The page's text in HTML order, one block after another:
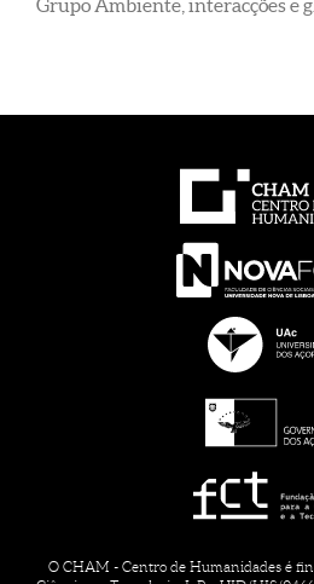
Grupo Ambiente, interacções e
O CHAM - Centro de Humanidades é